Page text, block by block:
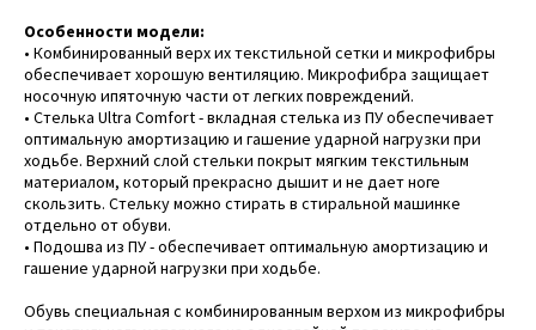
Особенности модели:
• Комбинированный верх их текстильной сетки и микрофибры
обеспечивает хорошую вентиляцию. Микрофибра защищает
носочную ипяточную части от легких повреждений.
• Стелька Ultra Comfort - вкладная стелька из ПУ обеспечивает
оптимальную амортизацию и гашение ударной нагрузки при
ходьбе. Верхний слой стельки покрыт мягким текстильным
материалом, который прекрасно дышит и не дает ноге
скользить. Стельку можно стирать в стиральной машинке
отдельно от обуви.
• Подошва из ПУ - обеспечивает оптимальную амортизацию и
гашение ударной нагрузки при ходьбе.
Обувь специальная с комбинированным верхом из микрофибры